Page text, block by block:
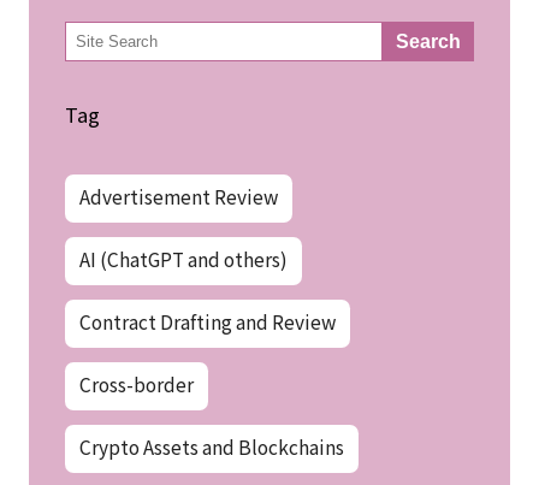
検
索 Search
Tag
Advertisement Review
AI (ChatGPT and others)
Contract Drafting and Review
Cross-border
Crypto Assets and Blockchains